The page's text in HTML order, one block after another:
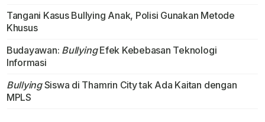
Tangani Kasus Bullying Anak, Polisi Gunakan Metode
Khusus
Budayawan: BullyingEfek Kebebasan Teknologi
Informasi
BullyingSiswa di Thamrin City tak Ada Kaitan dengan
MPLS